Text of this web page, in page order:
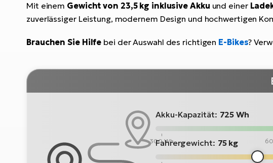
Mit einem Gewicht von 23,5 kg inklusive Akku und einer
zuverlässiger Leistung, modernem Design und hochwertigen
Brauchen Sie Hilfe bei der Auswahl des richtigen E-Bikes?
Akku-Kapazität: 725 Wh
300 Wh
Fahrergewicht: 75 kg